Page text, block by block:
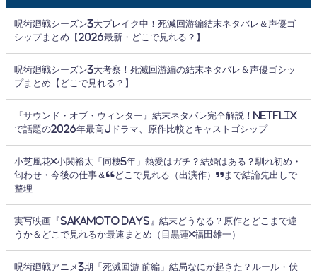
呪術廻戦シーズン3大ブレイク中！死滅回游編結末ネタバレ＆声優ゴ
シップまとめ【2026最新・どこで見れる？】
呪術廻戦シーズン3大考察！死滅回游編の結末ネタバレ＆声優ゴシッ
プまとめ【どこで見れる？】
『サウンド・オブ・ウィンター』結末ネタバレ完全解説！Netflix
で話題の2026年最高Jドラマ、原作比較とキャストゴシップ
小芝風花×小関裕太「同棲5年」熱愛はガチ？結婚はある？馴れ初め・
匂わせ・今後の仕事＆“どこで見れる（出演作）”まで結論先出しで
整理
実写映画『SAKAMOTO DAYS』結末どうなる？原作とどこまで違
うか＆どこで見れるか最速まとめ（目黒蓮×福田雄一）
呪術廻戦アニメ3期「死滅回游 前編」結局なにが起きた？ルール・伏